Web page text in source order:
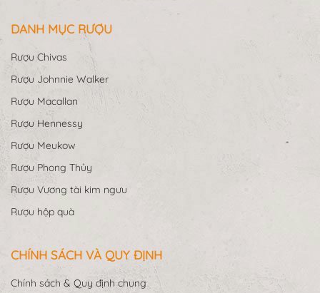
DANH MỤC RƯỢU
Rượu Chivas
Rượu Johnnie Walker
Rượu Macallan
Rượu Hennessy
Rượu Meukow
Rượu Phong Thủy
Rượu Vương tài kim ngưu
Rượu hộp quà
CHÍNH SÁCH VÀ QUY ĐỊNH
Chính sách & Quy định chung